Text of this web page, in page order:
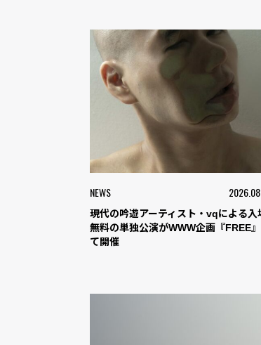
NEWS
現代の吟遊アーティスト・vqによる入
無料の単独公演がWWW企画『FREE
て開催